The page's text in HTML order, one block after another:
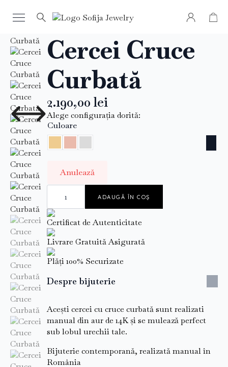
for:
Prima pagină Shop
Cercei
Cercei Cruce
Curbată
2.190,00lei
Alege configurația dorită:
Culoare
Anulează
Cantitate
Curve
Stud
Earrings
ADAUGĂ ÎN COȘ
Certificat de Autenticitate
Livrare Gratuită Asigurată
Plăți 100% Securizate
Despre bijuterie
Acești cercei cu cruce curbată sunt realizati
manual din aur de 14K și se mulează perfect
sub lobul urechii tale.
Bijuterie contemporană, realizată manual în
România